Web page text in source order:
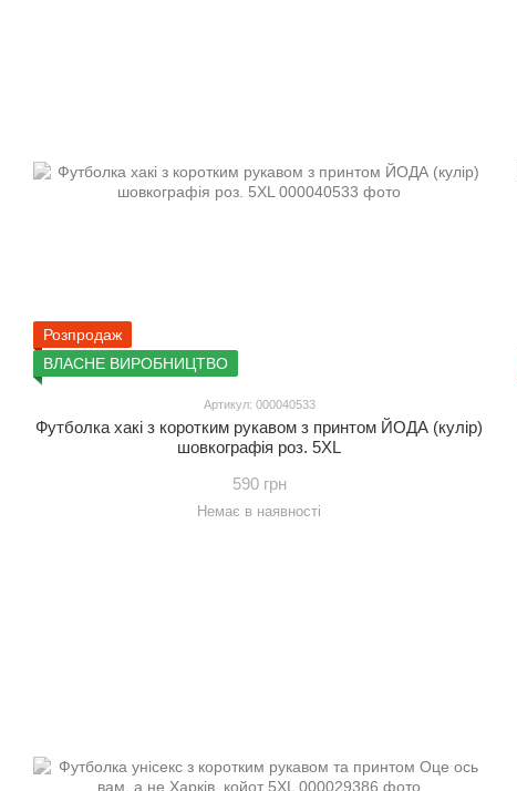
Розпродаж
ВЛАСНЕ ВИРОБНИЦТВО
Артикул: 000040533
Футболка хакі з коротким рукавом з принтом ЙОДА (кулір)
шовкографія роз. 5XL
590 грн
Немає в наявності